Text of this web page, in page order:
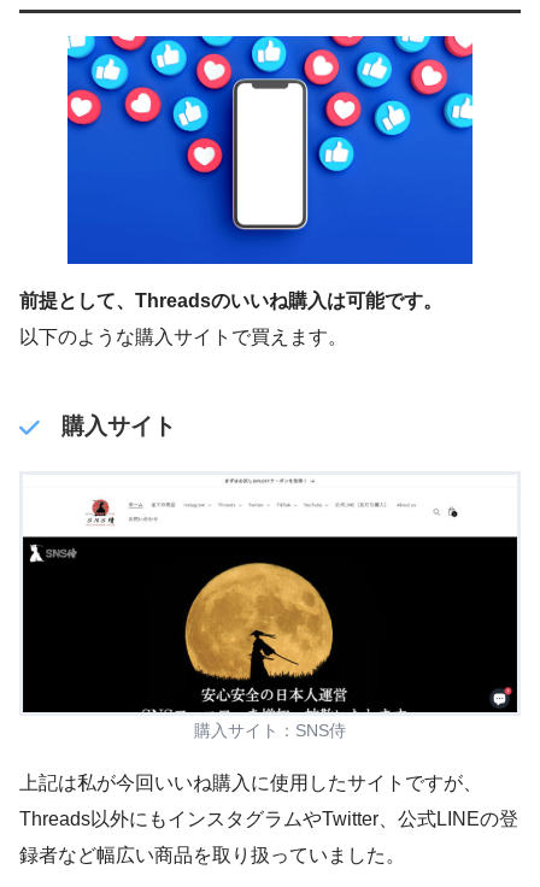
前提として、Threadsのいいね購入は可能です。
以下のような購入サイトで買えます。
購入サイト
購入サイト：SNS侍
上記は私が今回いいね購入に使用したサイトですが、
Threads以外にもインスタグラムやTwitter、公式LINEの登
録者など幅広い商品を取り扱っていました。